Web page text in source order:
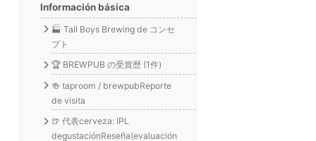
Información básica
🏭 Tall Boys Brewing de コンセ
プト
🏆 BREWPUB の受賞歴 (1件)
🍻 taproom / brewpubReporte
de visita
🍺 代表cerveza: IPL
degustaciónReseña(evaluación